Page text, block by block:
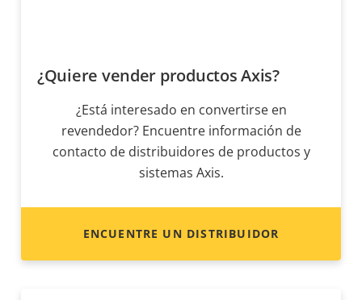
¿Quiere vender productos Axis?
¿Está interesado en convertirse en
revendedor? Encuentre información de
contacto de distribuidores de productos y
sistemas Axis.
ENCUENTRE UN DISTRIBUIDOR